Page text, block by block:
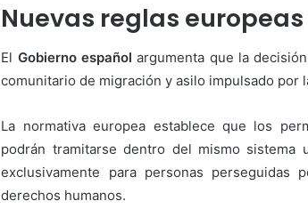
Nuevas reglas
El Gobierno español argumenta que la
comunitario de migración y asilo impulsado por
La normativa europea establece que los
podrán tramitarse dentro del mismo sistema
exclusivamente para personas perseguidas
derechos humanos.